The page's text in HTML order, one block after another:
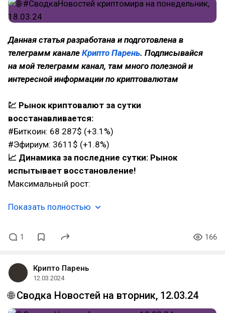
Данная статья разработана и подготовлена в
телеграмм канале Крипто Парень. Подписывайся
на мой телеграмм канал, там много полезной и
интересной информации по криптовалютам
💹 Рынок криптовалют за сутки
восстанавливается:
#Биткоин: 68 287$ (+3.1%)
#Эфириум: 3611$ (+1.8%)
📈 Динамика за последние сутки: Рынок
испытывает восстановление!
Максимальный рост:
Показать полностью
1 166
Крипто Парень
12.03.2024
🌐 Сводка Новостей на вторник, 12.03.24